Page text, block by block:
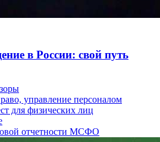
в России: свой путь
управление персоналом
для физических лиц
отчетности МСФО